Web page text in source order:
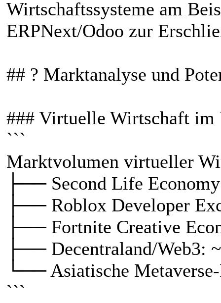
Wirtschaftssysteme am
ERPNext/Odoo zur
## ? Marktanalyse und
### Virtuelle Wirtschaft im
```
Marktvolumen virtueller
├── Second Life
├── Roblox Developer
├── Fortnite Creative
├── Decentraland/Web3:
└── Asiatische
```